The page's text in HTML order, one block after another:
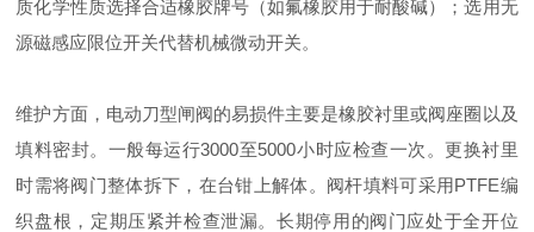
质化学性质选择合适橡胶牌号（如氟橡胶用于耐酸碱）；选用无
源磁感应限位开关代替机械微动开关。
维护方面，电动刀型闸阀的易损件主要是橡胶衬里或阀座圈以及
填料密封。一般每运行3000至5000小时应检查一次。更换衬里
时需将阀门整体拆下，在台钳上解体。阀杆填料可采用PTFE编
织盘根，定期压紧并检查泄漏。长期停用的阀门应处于全开位